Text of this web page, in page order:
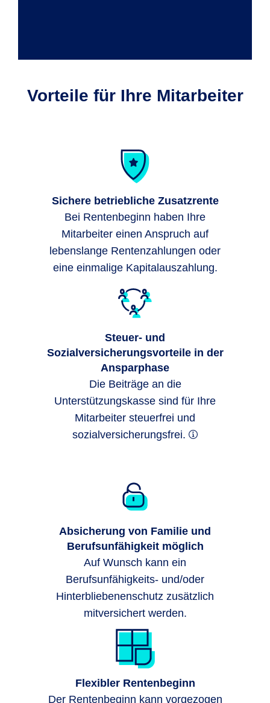
Vorteile für Ihre Mitarbeiter
Sichere betriebliche Zusatzrente
Bei Rentenbeginn haben Ihre
Mitarbeiter einen Anspruch auf
lebenslange Rentenzahlungen oder
eine einmalige Kapitalauszahlung.
Steuer- und
Sozialversicherungsvorteile in der
Ansparphase
Die Beiträge an die
Unterstützungskasse sind für Ihre
Mitarbeiter steuerfrei und
sozialversicherungsfrei.
Absicherung von Familie und
Berufsunfähigkeit möglich
Auf Wunsch kann ein
Berufsunfähigkeits- und/oder
Hinterbliebenenschutz zusätzlich
mitversichert werden.
Flexibler Rentenbeginn
Der Rentenbeginn kann vorgezogen